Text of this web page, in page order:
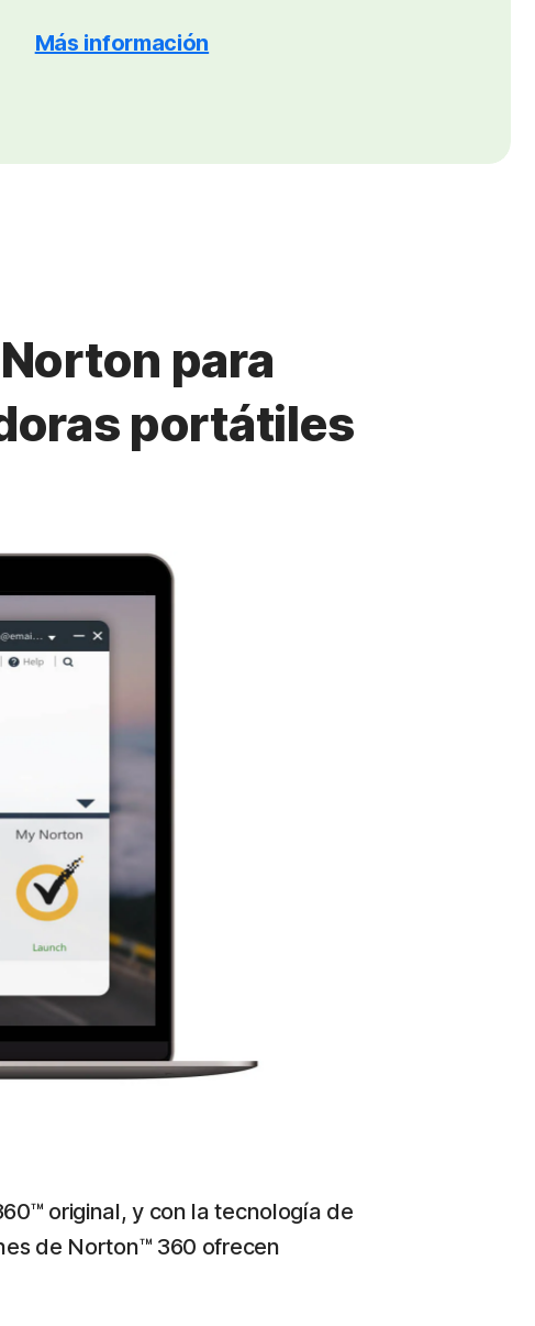
Más información
para
portátiles
original, y con la tecnología de
de Norton™ 360 ofrecen